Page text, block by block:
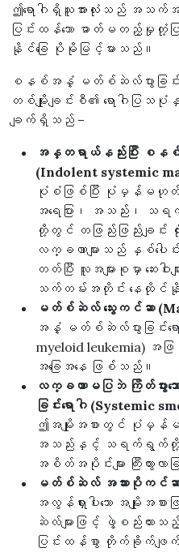
ဤရောဂါရှိသူအားလုံးသည် အ
ပြင်းထန်သော ဓာတ်မတည့်မှုတုံ့ပြ
နိုင်ခြေ ပိုမိုမြင့်မားသည်။
စနစ်အနှံ့ မတ်စ်ဆဲလ်ပွားခြင်းရောဂ
တစ်မျိုးချင်းစီ၏ ရောဂါပြသ
ချက်ရှိသည် –
အန္တရာယ်နည်းပြီး စနစ်က
(Indolent systemic
ပုံစံဖြစ်ပြီး ပုံမှန်မဟုတ်
အရေပြား၊ အသည်း၊ သ
တို့တွင် တဖြည်းဖြည်းချင်း တို
လက္ခဏာများသည် နှစ်ပေါင်းမ
တတ်ပြီး လူအများစုမှာ ဆေးဝ
သက်တမ်းအတိုင်း နေထို
မတ်စ်ဆဲလ် သွေးကင်ဆာ
အနှံ့ မတ်စ်ဆဲလ်ပွားခြင်းရေ
myeloid leukemia) အဖြစ်သို့
အခြေအနေ ဖြစ်သည်။
လက္ခဏာမပြဘဲ ကြိတ်ပွား
ခြင်းရောဂါ (Systemic
ဤအမျိုးအစားတွင် ပုံမှန်
အသည်းနှင့် သရက်ရွက်တို့တွင်
အစိတ်အပိုင်းများ ကြီးထွာ
မတ်စ်ဆဲလ် အသားပိုကင်ဆာ
အလွန်ရှားပါးသော အမျိုး
ဆဲလ်များဖြင့် ဖွဲ့စည်းထားသ
ပြင်းထန်စွာ တိုက်ခိုက်ဖ